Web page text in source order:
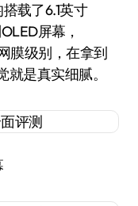
载了6.1英寸
屏幕，
膜级别，在拿到
是真实细腻。